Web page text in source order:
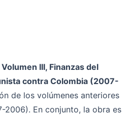
III, Finanzas del
contra Colombia (2007-
de los volúmenes anteriores
2006). En conjunto, la obra es